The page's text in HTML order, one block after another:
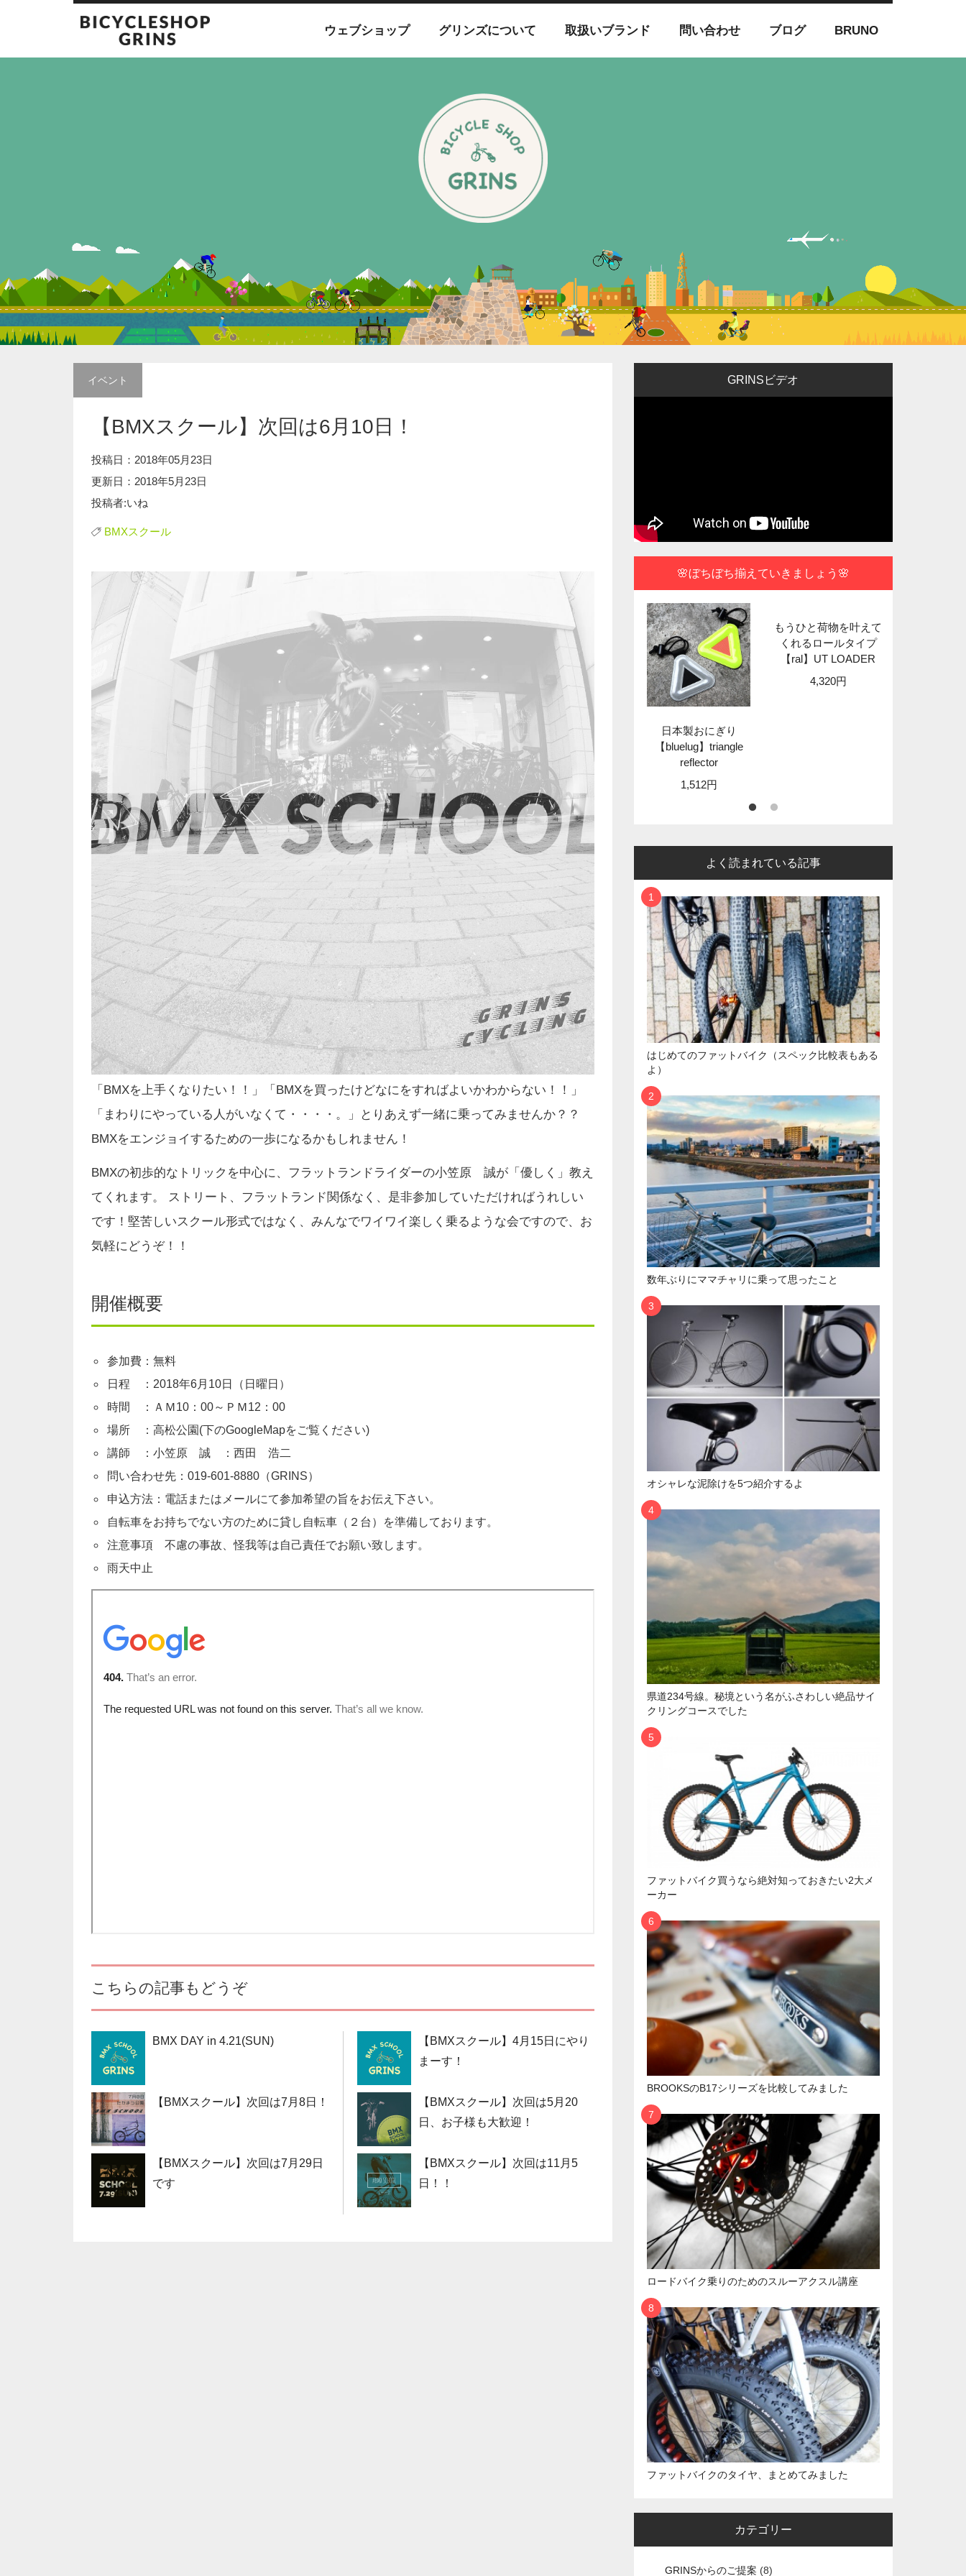
ウェブショップ グリンズについて 取扱いブランド 問い合わせ ブログ BRUNO
イベント
【BMXスクール】次回は6月10日！
投稿日：2018年05月23日
更新日：2018年5月23日
投稿者:いね
BMXスクール
「BMXを上手くなりたい！！」「BMXを買ったけどなにをすればよいかわからない！！」
「まわりにやっている人がいなくて・・・・。」とりあえず一緒に乗ってみませんか？？
BMXをエンジョイするための一歩になるかもしれません！
BMXの初歩的なトリックを中心に、フラットランドライダーの小笠原 誠が「優しく」教え
てくれます。 ストリート、フラットランド関係なく、是非参加していただければうれしい
です！堅苦しいスクール形式ではなく、みんなでワイワイ楽しく乗るような会ですので、お
気軽にどうぞ！！
開催概要
参加費：無料
日程 ：2018年6月10日（日曜日）
時間 ：ＡＭ10：00～ＰＭ12：00
場所 ：高松公園(下のGoogleMapをご覧ください)
講師 ：小笠原 誠 ：西田 浩二
問い合わせ先：019-601-8880（GRINS）
申込方法：電話またはメールにて参加希望の旨をお伝え下さい。
自転車をお持ちでない方のために貸し自転車（２台）を準備しております。
注意事項 不慮の事故、怪我等は自己責任でお願い致します。
雨天中止
こちらの記事もどうぞ
BMX DAY in 4.21(SUN)
【BMXスクール】次回は7月8日！
【BMXスクール】次回は7月29日
です
【BMXスクール】4月15日にやり
まーす！
【BMXスクール】次回は5月20
日、お子様も大歓迎！
【BMXスクール】次回は11月5
日！！
GRINSビデオ
🌸ぼちぼち揃えていきましょう🌸
できる使いやすさ
STAND
8,899円
1台3役【wolftooth】マ
スターリンクプライヤ
4,469円
日本製おにぎり
【bluelug】triangle
reflector
1,512円
もうひと荷物を叶えて
くれるロールタイプ
【ral】UT LOADER
4,320円
よく読まれている記事
はじめてのファットバイク（スペック比較表もある
よ）
数年ぶりにママチャリに乗って思ったこと
オシャレな泥除けを5つ紹介するよ
県道234号線。秘境という名がふさわしい絶品サイ
クリングコースでした
ファットバイク買うなら絶対知っておきたい2大メ
ーカー
BROOKSのB17シリーズを比較してみました
ロードバイク乗りのためのスルーアクスル講座
ファットバイクのタイヤ、まとめてみました
カテゴリー
GRINSからのご提案 (8)